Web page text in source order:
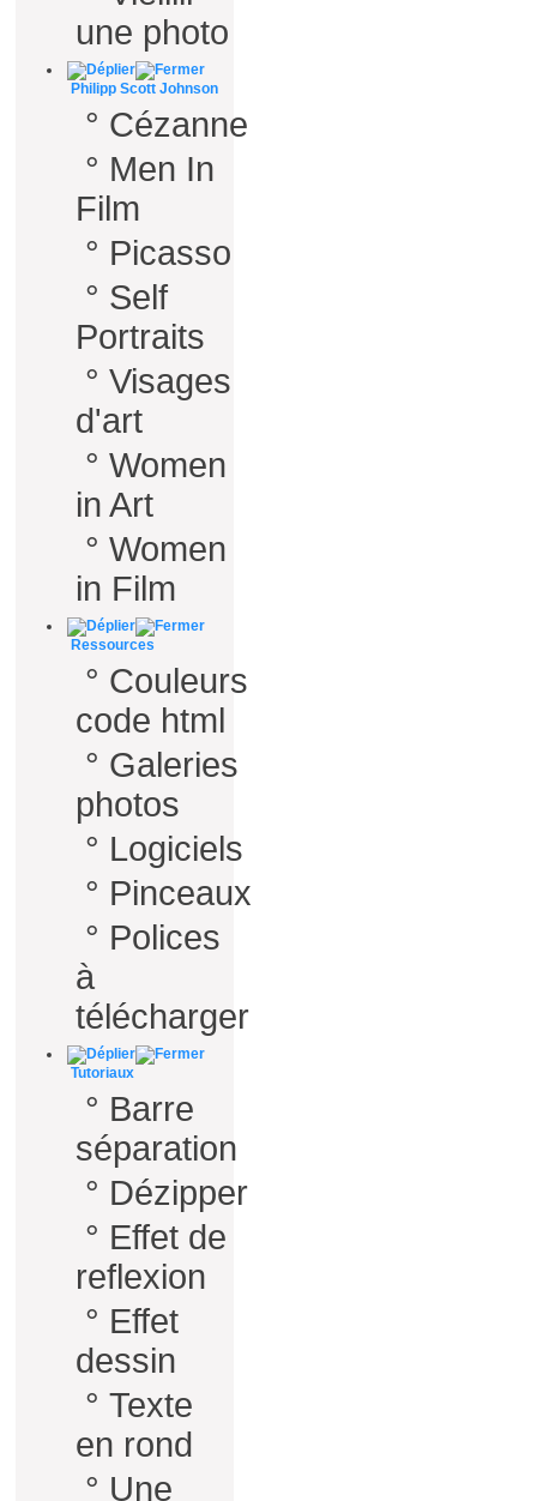
une photo
Philipp Scott Johnson
° Cézanne
° Men In
Film
° Picasso
° Self
Portraits
° Visages
d'art
° Women
in Art
° Women
in Film
Ressources
° Couleurs
code html
° Galeries
photos
° Logiciels
° Pinceaux
° Polices
à
télécharger
Tutoriaux
° Barre
séparation
° Dézipper
° Effet de
reflexion
° Effet
dessin
° Texte
en rond
° Une